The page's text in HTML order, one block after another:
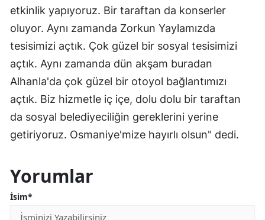
etkinlik yapıyoruz. Bir taraftan da konserler
oluyor. Aynı zamanda Zorkun Yaylamızda
tesisimizi açtık. Çok güzel bir sosyal tesisimizi
açtık. Aynı zamanda dün akşam buradan
Alhanla'da çok güzel bir otoyol bağlantımızı
açtık. Biz hizmetle iç içe, dolu dolu bir taraftan
da sosyal belediyeciliğin gereklerini yerine
getiriyoruz. Osmaniye'mize hayırlı olsun" dedi.
Yorumlar
İsim*